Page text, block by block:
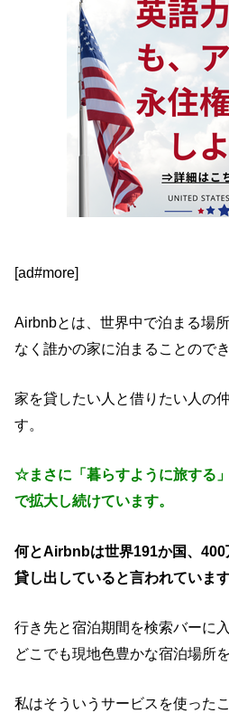
[ad#more]
Airbnbとは、世界中で泊まる場
なく誰かの家に泊まることので
家を貸したい人と借りたい人の
す。
☆まさに「暮らすように旅する
で拡大し続けています。
何とAirbnbは世界191か国、
貸し出していると言われています
行き先と宿泊期間を検索バーに
どこでも現地色豊かな宿泊場所
私はそういうサービスを使った